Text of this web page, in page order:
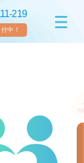
219
中！